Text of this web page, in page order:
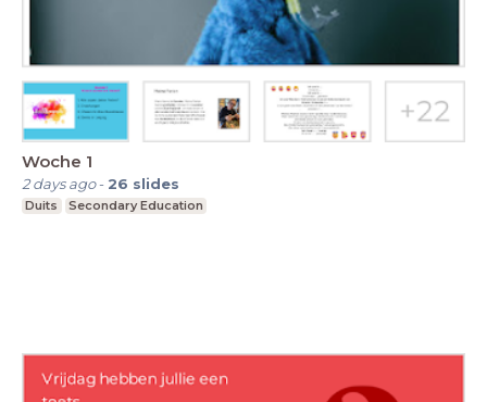
Woche 1
2 days ago- 26 slides
Duits Secondary Education